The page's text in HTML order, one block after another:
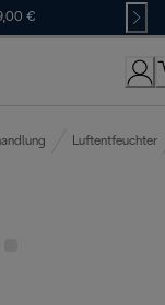
€
Luftentfeuchter